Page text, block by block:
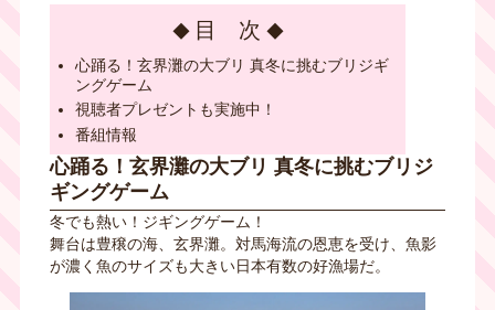
目 次
心踊る！玄界灘の大ブリ 真冬に挑むブリジギ
ングゲーム
視聴者プレゼントも実施中！
番組情報
心踊る！玄界灘の大ブリ 真冬に挑むブリジ
ギングゲーム
冬でも熱い！ジギングゲーム！
舞台は豊穣の海、玄界灘。対馬海流の恩恵を受け、魚影
が濃く魚のサイズも大きい日本有数の好漁場だ。